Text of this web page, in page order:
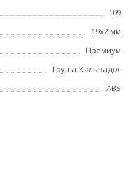
109
19x2 мм
Премиум
Груша-Кальвадос
ABS